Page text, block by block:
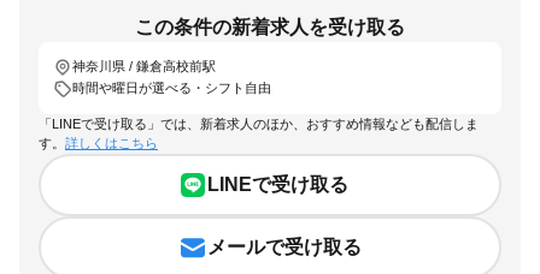
この条件の新着求人を受け取る
神奈川県 / 鎌倉高校前駅
時間や曜日が選べる・シフト自由
「LINEで受け取る」では、新着求人のほか、おすすめ情報なども配信しま
す。 詳しくはこちら
LINEで受け取る
メールで受け取る